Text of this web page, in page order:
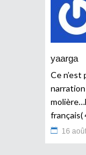
yaarga
Ce n’est
français(
16